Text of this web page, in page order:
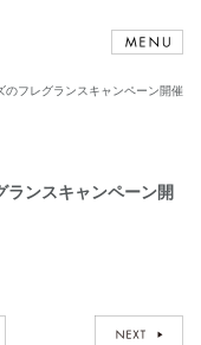
フレグランスキャンペーン開催
ランスキャンペーン開